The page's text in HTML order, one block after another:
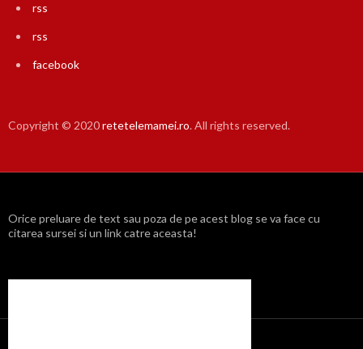
rss
rss
facebook
Copyright © 2020retetelemamei.ro. All rights reserved.
Orice preluare de text sau poza de pe acest blog se va face cu
citarea sursei si un link catre aceasta!